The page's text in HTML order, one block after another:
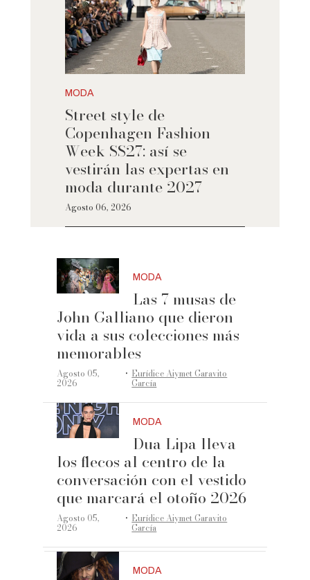
MODA
Street style de
Copenhagen Fashion
Week SS27: así se
vestirán las expertas en
moda durante 2027
Agosto 06, 2026
MODA
Las 7 musas de
John Galliano que dieron
vida a sus colecciones más
memorables
Agosto 05,
2026 ·Eurídice Aiymet Garavito
García
MODA
Dua Lipa lleva
los flecos al centro de la
conversación con el vestido
que marcará el otoño 2026
Agosto 05,
2026 ·Eurídice Aiymet Garavito
García
MODA